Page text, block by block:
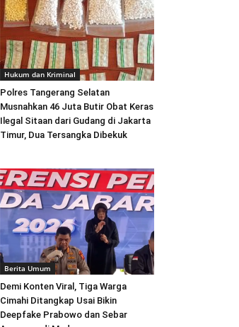
Hukum dan Kriminal
Polres Tangerang Selatan
Musnahkan 46 Juta Butir Obat Keras
Ilegal Sitaan dari Gudang di Jakarta
Timur, Dua Tersangka Dibekuk
Berita Umum
Demi Konten Viral, Tiga Warga
Cimahi Ditangkap Usai Bikin
Deepfake Prabowo dan Sebar